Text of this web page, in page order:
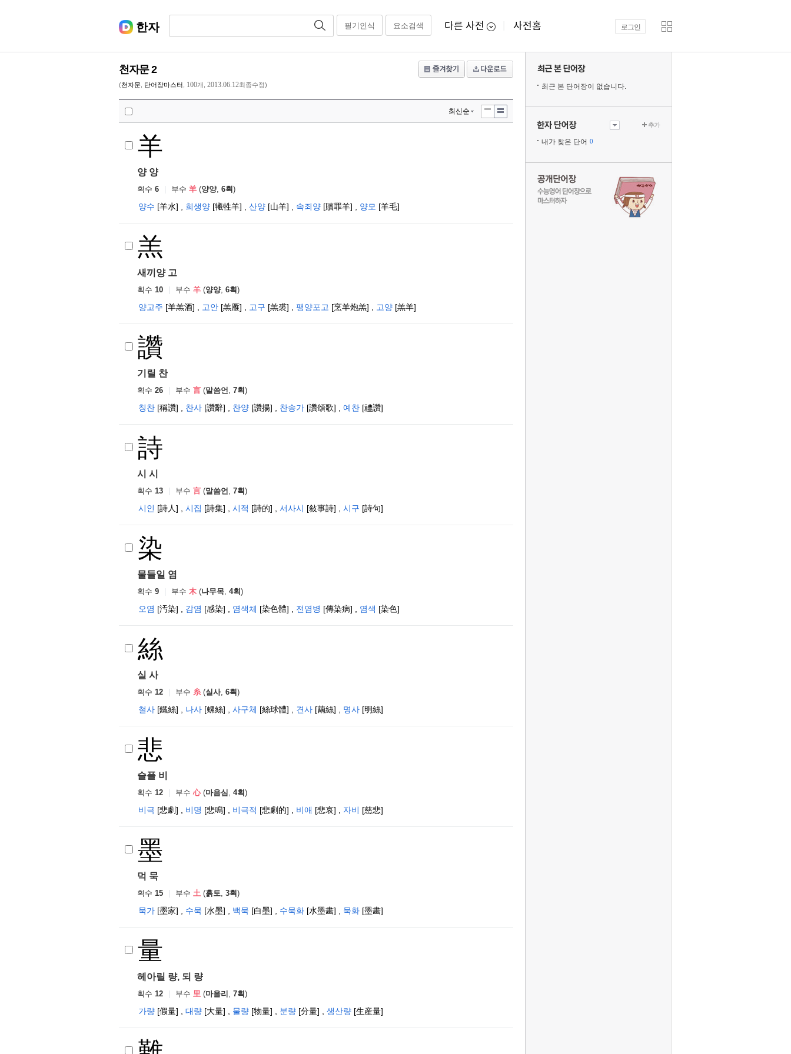
한자 필기인식 요소검색 다른 사전 사전홈
천자문 2
(천자문 단어장마스터 100개, 2013.06.12최종수정)
최신순
羊
양 양
획수 6 부수 羊 (양양, 6획 )
양수 [羊水] 희생양 [犧牲羊] 산양 [山羊] 속죄양 [贖罪羊] 양모 [羊毛]
羔
새끼양 고
획수 10 부수 羊 (양양, 6획 )
양고주 [羊羔酒] 고안 [羔雁] 고구 [羔裘] 팽양포고 [烹羊炮羔] 고양 [羔羊]
讚
기릴 찬
획수 26 부수 言 (말씀언, 7획 )
칭찬 [稱讚] 찬사 [讚辭] 찬양 [讚揚] 찬송가 [讚頌歌] 예찬 [禮讚]
詩
시 시
획수 13 부수 言 (말씀언, 7획 )
시인 [詩人] 시집 [詩集] 시적 [詩的] 서사시 [敍事詩] 시구 [詩句]
染
물들일 염
획수 9 부수 木 (나무목, 4획 )
오염 [汚染] 감염 [感染] 염색체 [染色體] 전염병 [傳染病] 염색 [染色]
絲
실 사
획수 12 부수 糸(실사, 6획 )
철사 [鐵絲] 나사 [螺絲] 사구체 [絲球體] 견사 [繭絲] 명사 [明絲]
悲
슬플 비
획수 12 부수 心(마음심 , 4획 )
비극 [悲劇] 비명 [悲鳴] 비극적 [悲劇的] 비애 [悲哀] 자비 [慈悲]
墨
먹 묵
획수 15 부수 土 (흙토, 3획 )
묵가 [墨家] 수묵 [水墨] 백묵 [白墨] 수묵화 [水墨畵] 묵화 [墨畵]
量
헤아릴 량, 되 량
획수 12 부수 里 (마을리 , 7획 )
가량 [假量] 대량 [大量] 물량 [物量] 분량 [分量] 생산량 [生産量]
최근 본 단어장이 없습니다.
내가 찾은 단어 0
추가
로그인